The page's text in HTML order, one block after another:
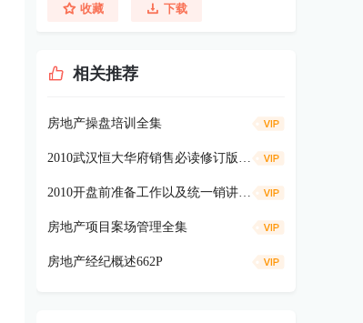
收藏 下载
相关推荐
房地产操盘培训全集
2010武汉恒大华府销售必读修订版101页doc
2010开盘前准备工作以及统一销讲注意事项和执行要点91p
房地产项目案场管理全集
房地产经纪概述662P